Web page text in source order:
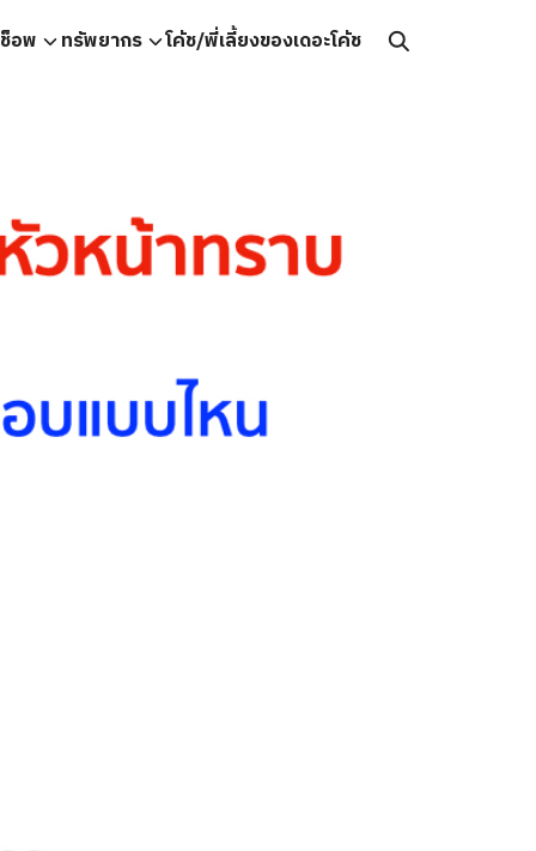
อพ ทรัพยากร
โค้ช/พี่เลี้ยงของเดอะโค้ช